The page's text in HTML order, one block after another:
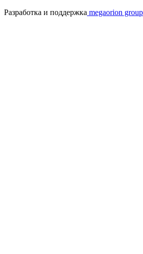
Разработка и поддержка megaorion group